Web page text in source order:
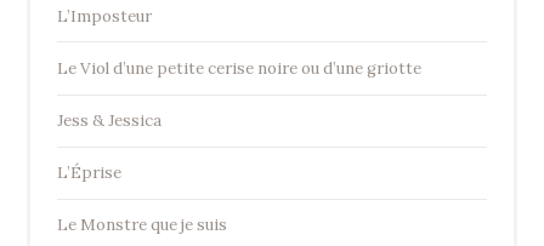
L’Imposteur
Le Viol d’une petite cerise noire ou d’une griotte
Jess & Jessica
L’Éprise
Le Monstre que je suis